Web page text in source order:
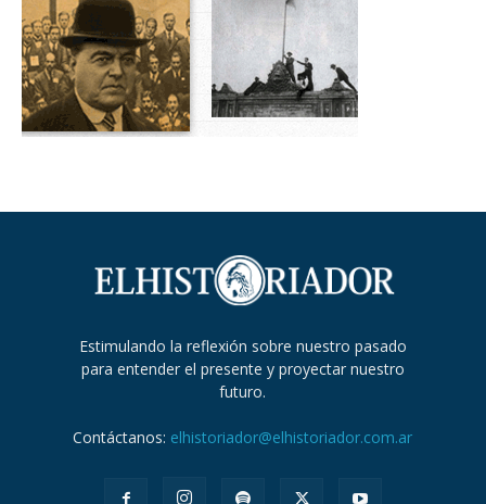
Estimulando la reflexión sobre nuestro pasado
para entender el presente y proyectar nuestro
futuro.
Contáctanos: elhistoriador@elhistoriador.com.ar